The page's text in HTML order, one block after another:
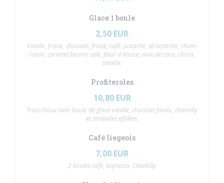
Glace 1 boule
2,50 EUR
Vanille, fraise, chocolat, fraise, café, pistache, straciatella, rhum-
raisin, caramel beurre salé, fleur d'Alsace, noix de coco, citron,
canelle.
Profiteroles
10,80 EUR
Trois choux avec boule de glace vanille, chocolat fondu, chantilly
et amandes effilées.
Café liegeois
7,00 EUR
2 boules café, expresso, Chantilly